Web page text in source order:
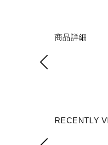
商品詳細
RECENTLY